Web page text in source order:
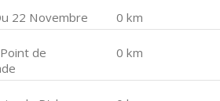
22 Novembre 0 km
de
0 km